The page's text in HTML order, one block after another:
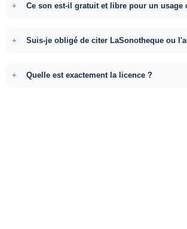
Ce son est-il gratuit et libre pour un usage
Suis-je obligé de citer LaSonotheque ou
Quelle est exactement la licence ?